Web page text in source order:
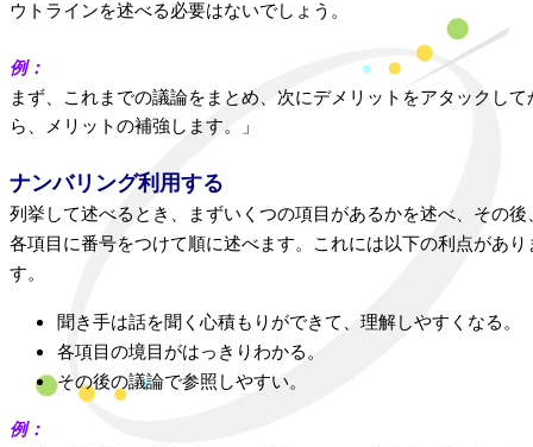
ウトラインを述べる必要はないでしょう。
例：
まず、これまでの議論をまとめ、次にデメリットをアタックして
ら、メリットの補強します。」
ナンバリング利用する
列挙して述べるとき、まずいくつの項目があるかを述べ、その後
各項目に番号をつけて順に述べます。これには以下の利点があり
す。
聞き手は話を聞く心積もりができて、理解しやすくなる。
各項目の境目がはっきりわかる。
その後の議論で参照しやすい。
例：